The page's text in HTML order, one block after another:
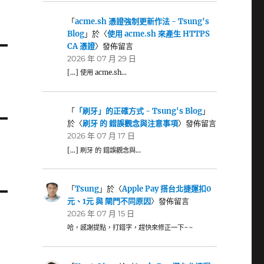
「acme.sh 憑證強制更新作法 - Tsung's
Blog」於〈使用 acme.sh 來產生 HTTPS
CA 憑證〉發佈留言
2026 年 07 月 29 日
[…] 使用 acme.sh…
「 「刷牙」的正確方式 - Tsung's Blog」
於〈刷牙 的 錯誤觀念與注意事項〉發佈留言
2026 年 07 月 17 日
[…] 刷牙 的 錯誤觀念與…
「Tsung」於〈Apple Pay 搭台北捷運扣0
元、1元 與 閘門不同原因〉發佈留言
2026 年 07 月 15 日
哈，感謝提點，打錯字，趕快來修正一下~~